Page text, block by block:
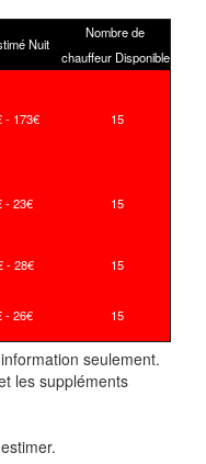
Nuit
Nombre de
chauffeur Disponible
- 173€ 15
- 23€ 15
- 28€ 15
- 26€ 15
seulement.
les suppléments